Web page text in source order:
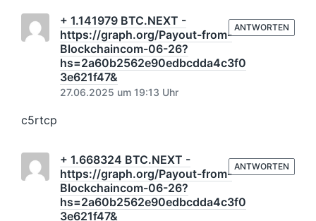
+ 1.141979 BTC.NEXT -
https://graph.org/Payout-from-
Blockchaincom-06-26?
hs=2a60b2562e90edbcdda4c3f0
3e621f47&
27.06.2025 um 19:13 Uhr
c5rtcp
ANTWORTEN
+ 1.668324 BTC.NEXT -
https://graph.org/Payout-from-
Blockchaincom-06-26?
hs=2a60b2562e90edbcdda4c3f0
3e621f47&
ANTWORTEN